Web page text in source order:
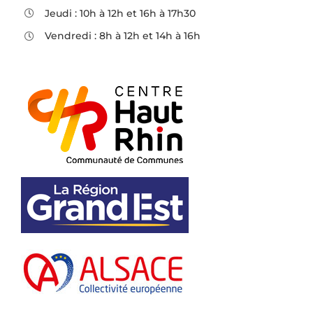
Jeudi : 10h à 12h et 16h à 17h30
Vendredi : 8h à 12h et 14h à 16h